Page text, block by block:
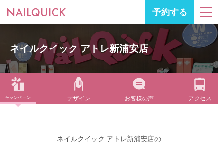
予約する
ネイルクイック アトレ新浦安店
キャンペーン デザイン お客様の声 アクセス
ネイルクイック アトレ新浦安店の